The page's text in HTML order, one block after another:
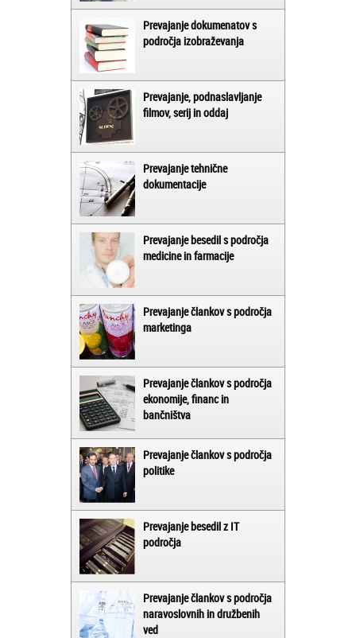
Prevajanje dokumenatov s
področja izobraževanja
Prevajanje, podnaslavljanje
filmov, serij in oddaj
Prevajanje tehnične
dokumentacije
Prevajanje besedil s področja
medicine in farmacije
Prevajanje člankov s področja
marketinga
Prevajanje člankov s področja
ekonomije, financ in
bančništva
Prevajanje člankov s področja
politike
Prevajanje besedil z IT
področja
Prevajanje člankov s področja
naravoslovnih in družbenih
ved